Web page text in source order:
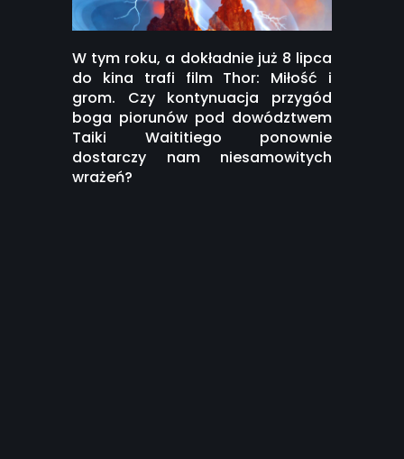
W tym roku, a dokładnie już 8 lipca
do kina trafi film Thor: Miłość i
grom. Czy kontynuacja przygód
boga piorunów pod dowództwem
Taiki Waititiego ponownie
dostarczy nam niesamowitych
wrażeń?